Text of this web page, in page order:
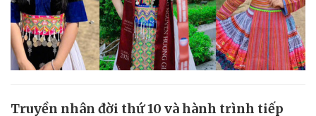
Truyền nhân đời thứ 10 và hành trình tiếp